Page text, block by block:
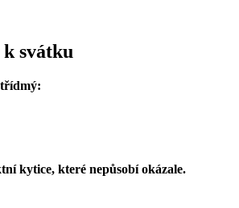
svátku
kytice, které nepůsobí okázale.